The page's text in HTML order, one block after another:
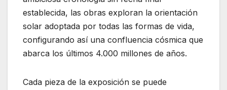
establecida, las obras exploran la orientación
solar adoptada por todas las formas de vida,
configurando así una confluencia cósmica que
abarca los últimos 4.000 millones de años.
Cada pieza de la exposición se puede